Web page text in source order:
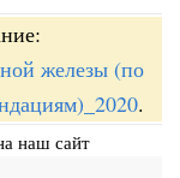
железы (по
.
наш сайт